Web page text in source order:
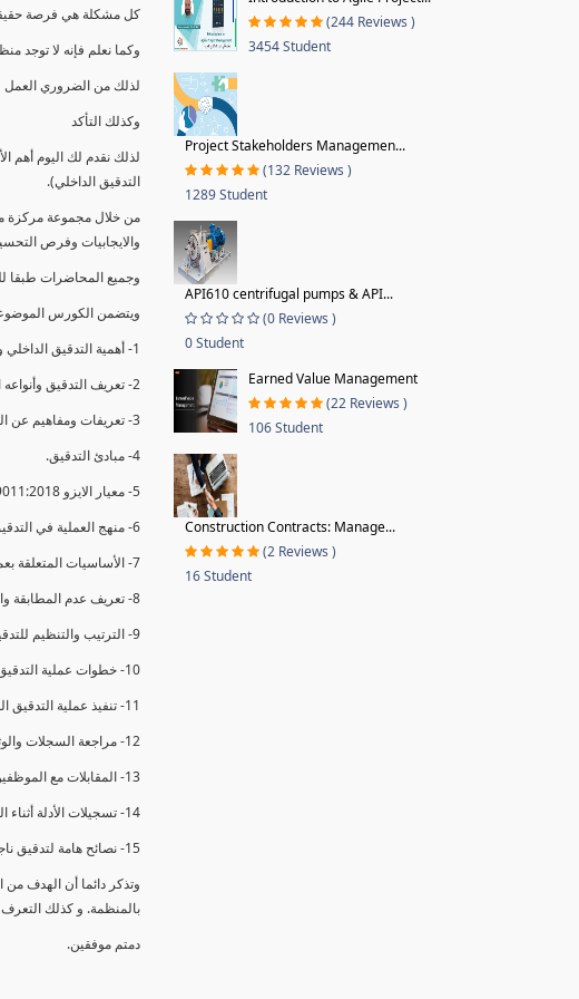
كل مشكلة هي فرصة
وكما نعلم فإنه لا توجد
لذلك من الضروري العمل
وكذلك التأكد
لذلك نقدم لك اليوم أهم
التدقيق الداخلي).
من خلال مجموعة مركزة
والايجابيات وفرص
وجميع المحاضرات طبقا
ويتضمن الكورس
1- أهمية التدقيق الداخلي وتعريفه.
2- تعريف التدقيق وأنواعه الرئيسية.
3- تعريفات ومفاهيم عن التدقيق الداخلي.
4- مبادئ التدقيق.
5- معيار الايزو 19011:2018.
6- منهج العملية في التدقيق الداخلي.
7- الأساسيات المتعلقة بعملية التدقيق الداخلي.
8- تعريف عدم المطابقة والملاحظات.
9- الترتيب والتنظيم للتدقيق الداخلي.
10- خطوات عملية التدقيق الداخلي.
11- تنفيذ عملية التدقيق الداخلي والاجتماع الافتتاحي.
12- مراجعة السجلات والوثائق.
13- المقابلات مع الموظفين ومراقبة الانشطة والمرافق.
14- تسجيلات الأدلة أثناء التدقيق.
15- نصائح هامة لتدقيق ناجح.
وتذكر دائما أن الهدف
بالمنظمة. و كذلك
دمتم موفقين.
(244 Reviews )
3454 Student
Project Stakeholders Managemen...
(132 Reviews )
1289 Student
API610 centrifugal pumps & API...
(0 Reviews )
0 Student
Earned Value Management
(22 Reviews )
106 Student
Construction Contracts: Manage...
(2 Reviews )
16 Student